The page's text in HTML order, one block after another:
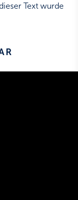
Text wurde